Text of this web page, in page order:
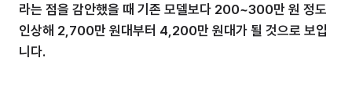
라는 점을 감안했을 때 기존 모델보다 200~300만 원 정도
인상해 2,700만 원대부터 4,200만 원대가 될 것으로 보입
니다.